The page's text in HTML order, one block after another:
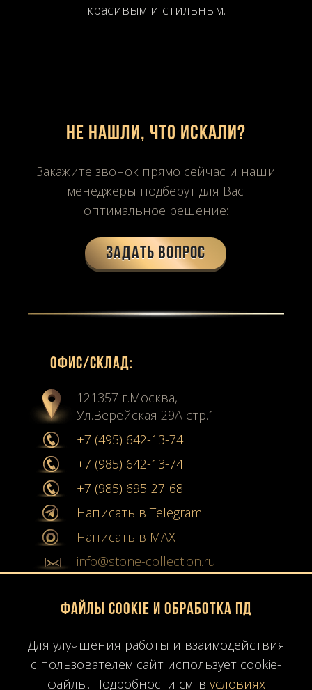
красивым и стильным.
Не нашли, что искали?
Закажите звонок прямо сейчас и наши
менеджеры подберут для Вас
оптимальное решение:
Задать вопрос
Офиc/склад:
121357 г.Москва,
Ул.Верейская 29А стр.1
+7 (495) 642-13-74
+7 (985) 642-13-74
+7 (985) 695-27-68
Написать в Telegram
Написать в MAX
info@stone-collection.ru
Мы в социальных сетях:
Youtube
Файлы Cookie и обработка ПД
Для улучшения работы и взаимодействия
с пользователем сайт использует cookie-
файлы. Подробности см. в условиях